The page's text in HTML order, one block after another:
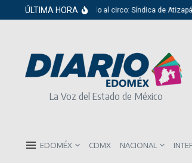
Saltar al contenido
ÚLTIMA HORADel cabildo al circo: Síndica de Atizapán
La Voz del Estado de México
EDOMÉX CDMX NACIONAL